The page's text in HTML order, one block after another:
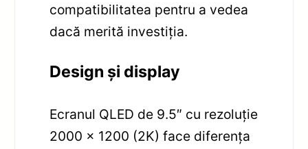
compatibilitatea pentru a vedea
dacă merită investiția.
Design și display
Ecranul QLED de 9.5″ cu rezoluție
2000 x 1200 (2K) face diferența